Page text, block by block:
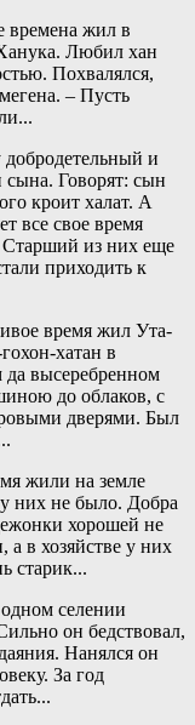
времена жил в
Любил хан
Похвалялся,
– Пусть
и
Говорят: сын
кроит халат. А
все свое время
из них еще
приходить к
время жил Ута-
хатан в
да высеребренном
до облаков, с
дверями. Был
жили на земле
них не было. Добра
хорошей не
в хозяйстве у них
старик...
селении
он бедствовал,
Нанялся он
За год